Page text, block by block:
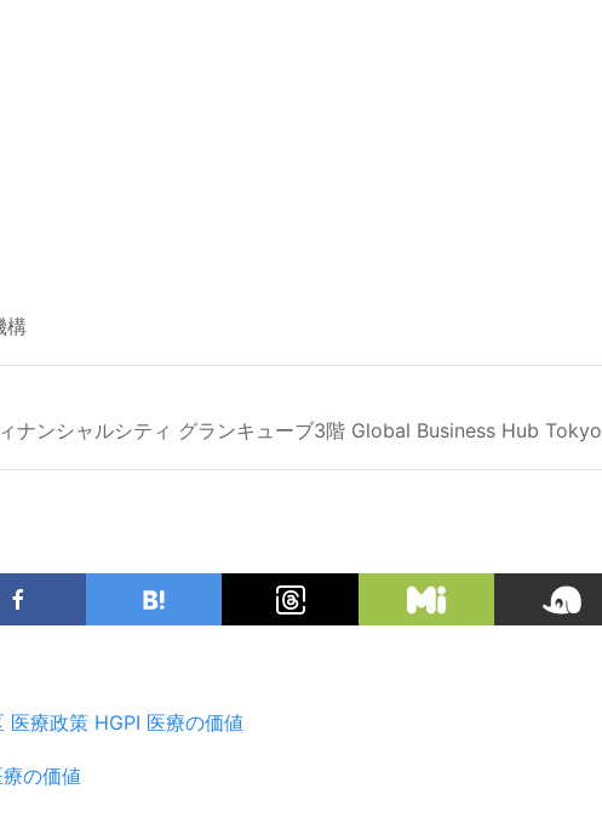
構
ナンシャルシティ グランキューブ3階 Global Business Hub Tokyo
医療政策 HGPI 医療の価値
療の価値